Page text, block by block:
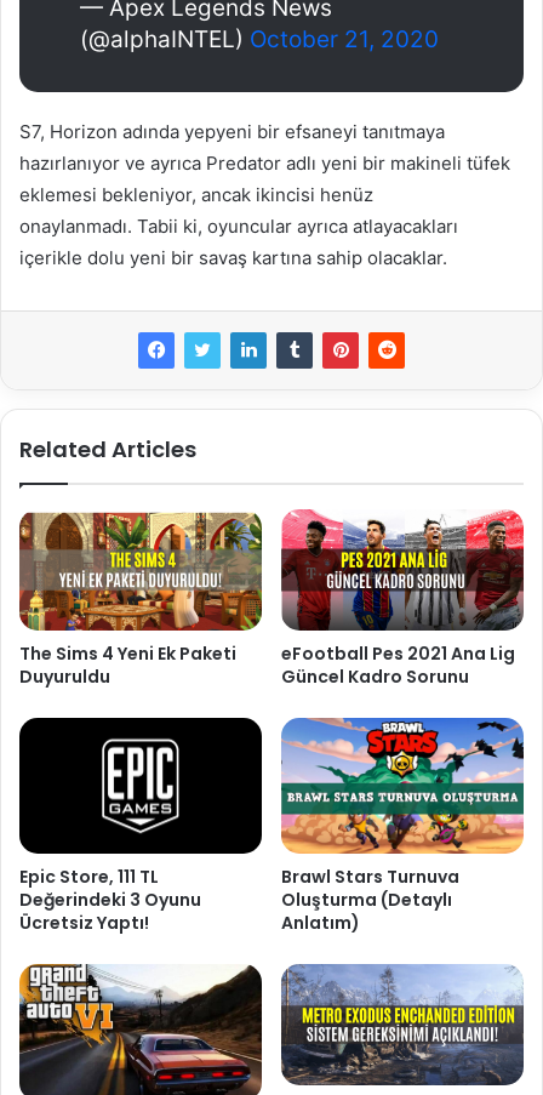
— Apex Legends News
(@alphaINTEL) October 21, 2020
S7, Horizon adında yepyeni bir efsaneyi tanıtmaya
hazırlanıyor ve ayrıca Predator adlı yeni bir makineli tüfek
eklemesi bekleniyor, ancak ikincisi henüz
onaylanmadı. Tabii ki, oyuncular ayrıca atlayacakları
içerikle dolu yeni bir savaş kartına sahip olacaklar.
Related Articles
The Sims 4 Yeni Ek Paketi
Duyuruldu
eFootball Pes 2021 Ana Lig
Güncel Kadro Sorunu
Epic Store, 111 TL
Değerindeki 3 Oyunu
Ücretsiz Yaptı!
Brawl Stars Turnuva
Oluşturma (Detaylı
Anlatım)